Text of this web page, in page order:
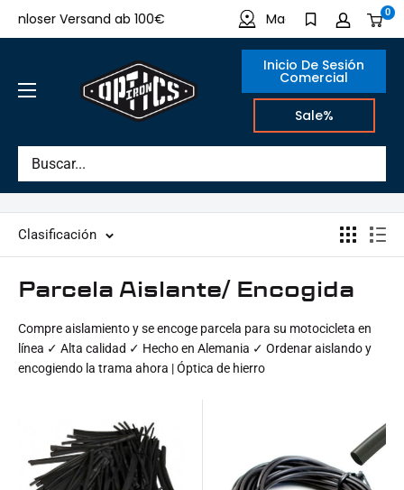
Directamente
al
Versand ab 100€ Made in Germany 0
IRON
Inicio De Sesión
Comercial
Sale%
Clasificación
Parcela Aislante/ Encogida
Compre aislamiento y se encoge parcela para su motocicleta en
línea ✓ Alta calidad ✓ Hecho en Alemania ✓ Ordenar aislando y
encogiendo la trama ahora | Óptica de hierro